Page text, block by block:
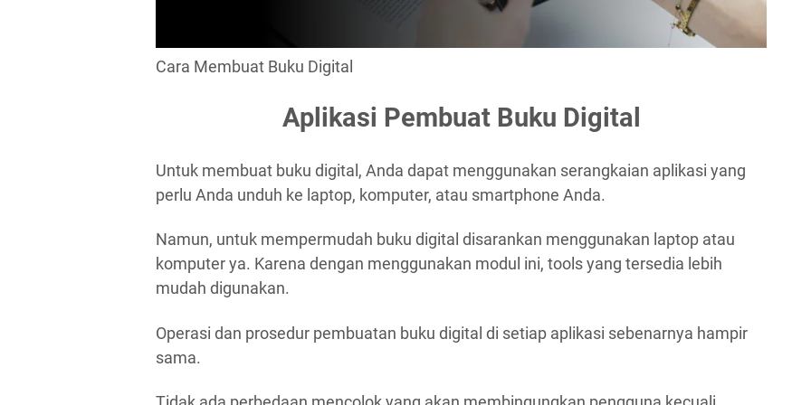
Cara Membuat Buku Digital
Aplikasi Pembuat Buku Digital
Untuk membuat buku digital, Anda dapat menggunakan serangkaian aplikasi yang
perlu Anda unduh ke laptop, komputer, atau smartphone Anda.
Namun, untuk mempermudah buku digital disarankan menggunakan laptop atau
komputer ya. Karena dengan menggunakan modul ini, tools yang tersedia lebih
mudah digunakan.
Operasi dan prosedur pembuatan buku digital di setiap aplikasi sebenarnya hampir
sama.